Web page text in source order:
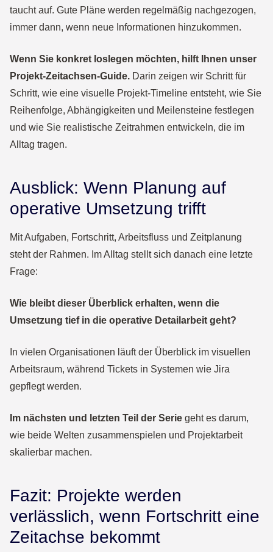
taucht auf. Gute Pläne werden regelmäßig nachgezogen,
immer dann, wenn neue Informationen hinzukommen.
Wenn Sie konkret loslegen möchten, hilft Ihnen unser
Projekt-Zeitachsen-Guide. Darin zeigen wir Schritt für
Schritt, wie eine visuelle Projekt-Timeline entsteht, wie Sie
Reihenfolge, Abhängigkeiten und Meilensteine festlegen
und wie Sie realistische Zeitrahmen entwickeln, die im
Alltag tragen.
Ausblick: Wenn Planung auf
operative Umsetzung trifft
Mit Aufgaben, Fortschritt, Arbeitsfluss und Zeitplanung
steht der Rahmen. Im Alltag stellt sich danach eine letzte
Frage:
Wie bleibt dieser Überblick erhalten, wenn die
Umsetzung tief in die operative Detailarbeit geht?
In vielen Organisationen läuft der Überblick im visuellen
Arbeitsraum, während Tickets in Systemen wie Jira
gepflegt werden.
Im nächsten und letzten Teil der Serie geht es darum,
wie beide Welten zusammenspielen und Projektarbeit
skalierbar machen.
Fazit: Projekte werden
verlässlich, wenn Fortschritt eine
Zeitachse bekommt